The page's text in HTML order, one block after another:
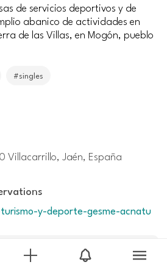
de servicios deportivos y de
abanico de actividades en
de las Villas, en Mogón, pueblo
#singles
Villacarrillo, Jaén, España
y-deporte-gesme-acnatu